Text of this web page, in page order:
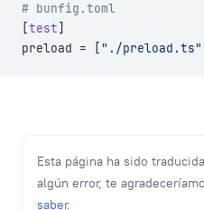
# bunfig.toml
[test]
preload = ["./preload.ts"
Esta página ha sido
algún error, te
saber.